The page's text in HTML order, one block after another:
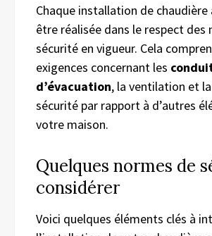
Chaque installation de
être réalisée dans le respect des
sécurité en vigueur. Cela
exigences concernant les
d’évacuation, la ventilation et
sécurité par rapport à d’autres
votre maison.
Quelques normes de
considérer
Voici quelques éléments clés à